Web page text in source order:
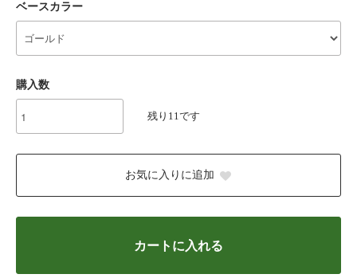
ベースカラー
購入数
残り11です
お気に入りに追加
カートに入れる